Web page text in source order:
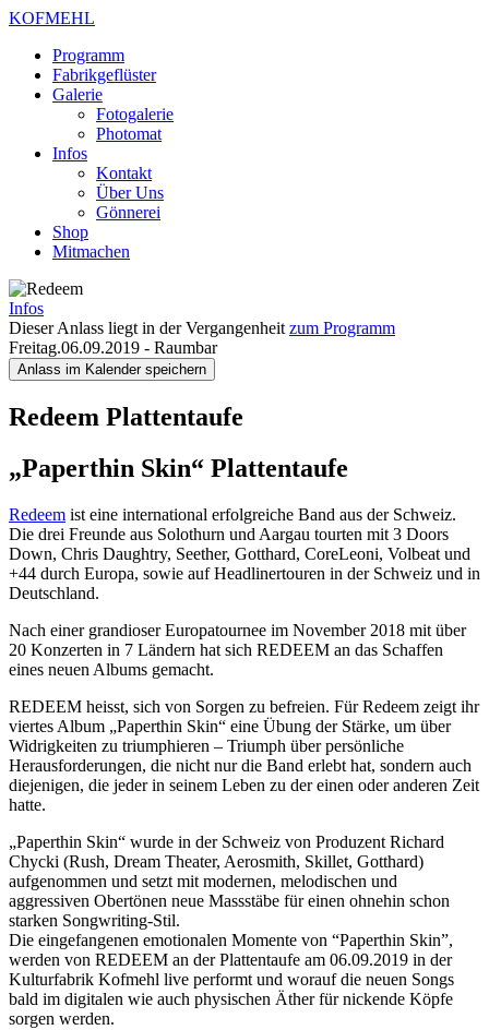
KOFMEHL
Programm
Fabrikgeflüster
Galerie
Fotogalerie
Photomat
Infos
Kontakt
Über Uns
Gönnerei
Shop
Mitmachen
Infos
Dieser Anlass liegt in der Vergangenheit zum Programm
Freitag.06.09.2019 - Raumbar
Anlass im Kalender speichern
Redeem Plattentaufe
„Paperthin Skin“ Plattentaufe
Redeem ist eine international erfolgreiche Band aus der Schweiz.
Die drei Freunde aus Solothurn und Aargau tourten mit 3 Doors
Down, Chris Daughtry, Seether, Gotthard, CoreLeoni, Volbeat und
+44 durch Europa, sowie auf Headlinertouren in der Schweiz und in
Deutschland.
Nach einer grandioser Europatournee im November 2018 mit über
20 Konzerten in 7 Ländern hat sich REDEEM an das Schaffen
eines neuen Albums gemacht.
REDEEM heisst, sich von Sorgen zu befreien. Für Redeem zeigt ihr
viertes Album „Paperthin Skin“ eine Übung der Stärke, um über
Widrigkeiten zu triumphieren – Triumph über persönliche
Herausforderungen, die nicht nur die Band erlebt hat, sondern auch
diejenigen, die jeder in seinem Leben zu der einen oder anderen Zeit
hatte.
„Paperthin Skin“ wurde in der Schweiz von Produzent Richard
Chycki (Rush, Dream Theater, Aerosmith, Skillet, Gotthard)
aufgenommen und setzt mit modernen, melodischen und
aggressiven Obertönen neue Massstäbe für einen ohnehin schon
starken Songwriting-Stil.
Die eingefangenen emotionalen Momente von “Paperthin Skin”,
werden von REDEEM an der Plattentaufe am 06.09.2019 in der
Kulturfabrik Kofmehl live performt und worauf die neuen Songs
bald im digitalen wie auch physischen Äther für nickende Köpfe
sorgen werden.